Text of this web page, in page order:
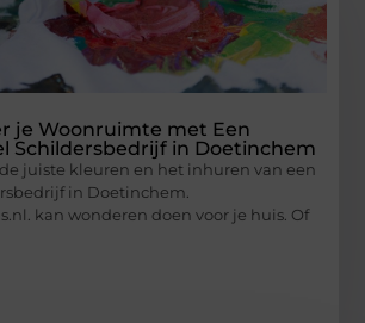
je Woonruimte met Een
Schildersbedrijf in Doetinchem
juiste kleuren en het inhuren van een
in Doetinchem.
kan wonderen doen voor je huis. Of